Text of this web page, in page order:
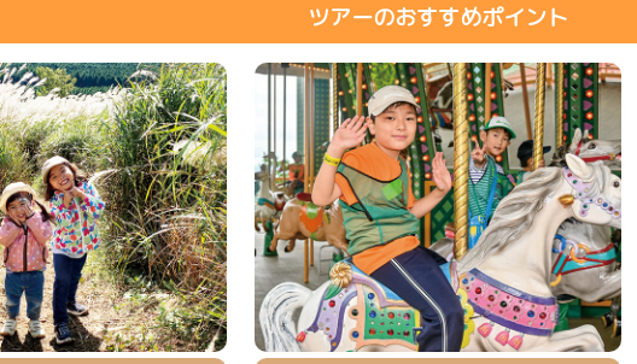
ツアーのおすすめポイント